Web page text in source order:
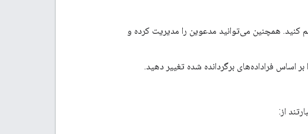
کنید. همچنین می‌توانید مدعوین را مدیریت کرده و
بر اساس فراداده‌های برگردانده شده تغییر دهید.